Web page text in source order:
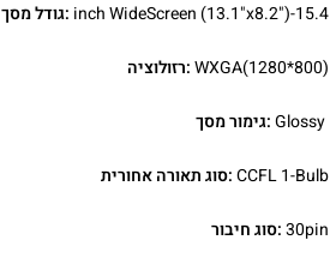
15.4-inch WideScreen (13.1"x8.2") :גודל מסך
WXGA(1280*800):רזולוציה
Glossy:גימור מסך
CCFL 1-Bulb:סוג תאורה אחורית
30pin:סוג חיבור